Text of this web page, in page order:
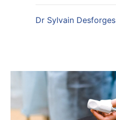
Dr Sylvain Desforges